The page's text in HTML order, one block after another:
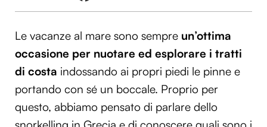
Le vacanze al mare sono sempre un’ottima
occasione per nuotare ed esplorare i tratti
di costa indossando ai propri piedi le pinne e
portando con sé un boccale. Proprio per
questo, abbiamo pensato di parlare dello